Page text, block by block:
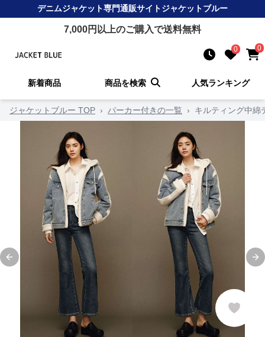
デニムジャケット専門通販サイトジャケットブルー
7,000円以上のご購入で送料無料
0 0
新着商品 商品を検索 人気ランキング
ジャケットブルー TOP › パーカー付きの一覧 › キルティング中綿
Previous slide